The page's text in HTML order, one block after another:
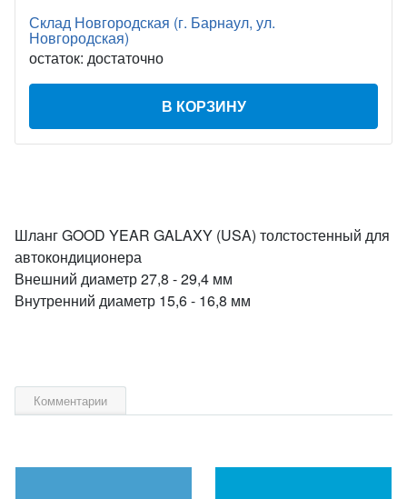
Склад Новгородская (г. Барнаул, ул.
Новгородская)
остаток: достаточно
В КОРЗИНУ
Шланг GOOD YEAR GALAXY (USA) толстостенный для
автокондиционера
Внешний диаметр 27,8 - 29,4 мм
Внутренний диаметр 15,6 - 16,8 мм
Комментарии